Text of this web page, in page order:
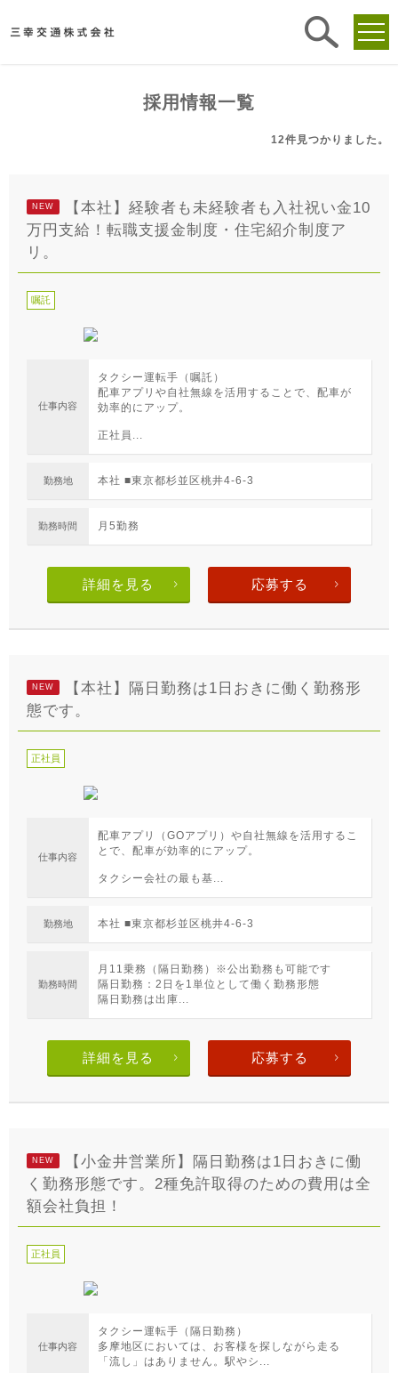
採用情報一覧
12件 見つかりました。
NEW
【本社】経験者も未経験者も入社祝い金10
万円支給！転職支援金制度・住宅紹介制度ア
リ。
嘱託
仕事内容
タクシー運転手（嘱託）
配車アプリや自社無線を活用することで、配車が
効率的にアップ。
正社員...
勤務地 本社 ■東京都杉並区桃井4-6-3
勤務時間 月5勤務
詳細を見る 応募する
NEW
【本社】隔日勤務は1日おきに働く勤務形
態です。
正社員
仕事内容
配車アプリ（GOアプリ）や自社無線を活用するこ
とで、配車が効率的にアップ。
タクシー会社の最も基...
勤務地 本社 ■東京都杉並区桃井4-6-3
勤務時間
月11乗務（隔日勤務）※公出勤務も可能です
隔日勤務：2日を1単位として働く勤務形態
隔日勤務は出庫...
詳細を見る 応募する
NEW
【小金井営業所】隔日勤務は1日おきに働
く勤務形態です。2種免許取得のための費用は全
額会社負担！
正社員
仕事内容
タクシー運転手（隔日勤務）
多摩地区においては、お客様を探しながら走る
「流し」はありません。駅やシ...